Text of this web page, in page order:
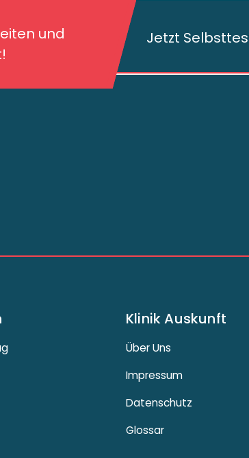
und
deren
Jetzt
Klinik Auskunft
Über Uns
Impressum
Datenschutz
Glossar